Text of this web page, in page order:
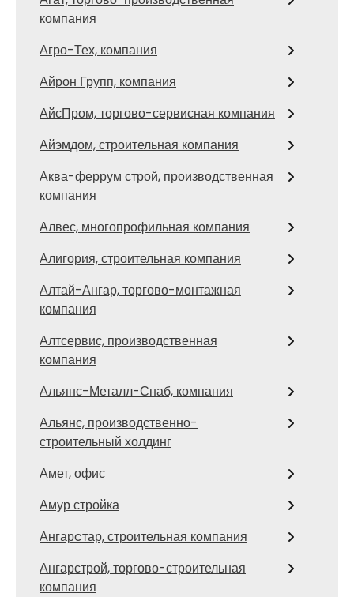
компания
Агро-Тех, компания
Айрон Групп, компания
АйсПром, торгово-сервисная компания
Айэмдом, строительная компания
Аква-феррум строй, производственная
компания
Алвес, многопрофильная компания
Алигория, строительная компания
Алтай-Ангар, торгово-монтажная
компания
Алтсервис, производственная
компания
Альянс-Металл-Снаб, компания
Альянс, производственно-
строительный холдинг
Амет, офис
Амур стройка
Ангарcтар, строительная компания
Ангарстрой, торгово-строительная
компания